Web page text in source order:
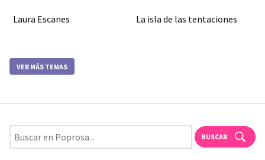
Laura Escanes La isla de las tentaciones
VER MÁS TEMAS
BUSCAR